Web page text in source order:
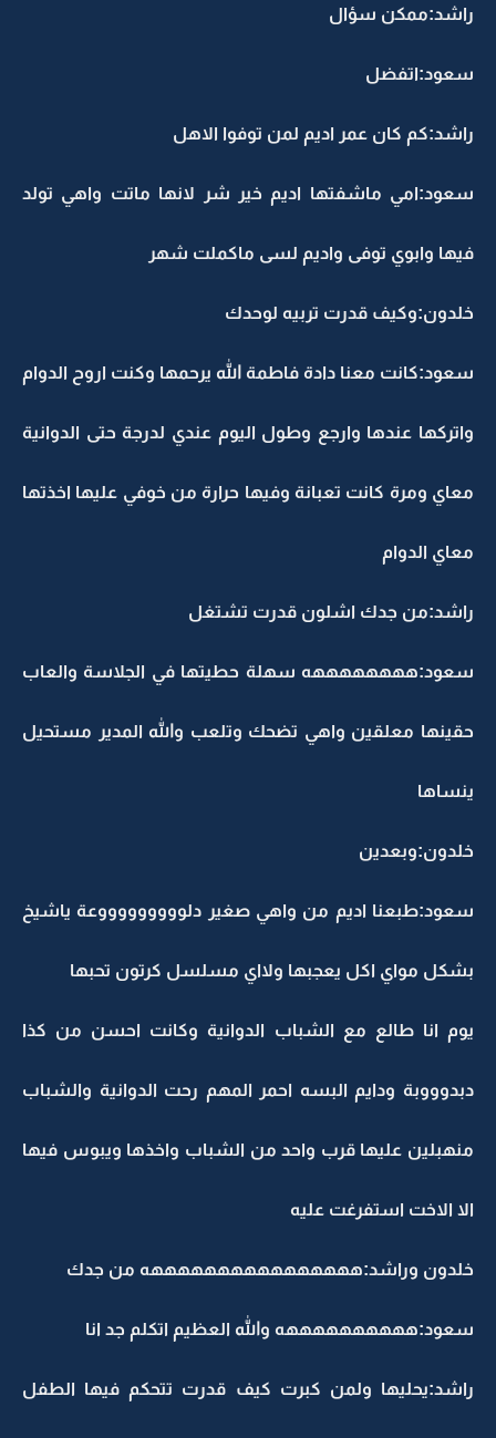
راشد:ممكن سؤال
سعود:اتفضل
راشد:كم كان عمر اديم لمن توفوا الاهل
سعود:امي ماشفتها اديم خير شر لانها ماتت واهي تولد
فيها وابوي توفى واديم لسى ماكملت شهر
خلدون:وكيف قدرت تربيه لوحدك
سعود:كانت معنا دادة فاطمة الله يرحمها وكنت اروح الدوام
واتركها عندها وارجع وطول اليوم عندي لدرجة حتى الدوانية
معاي ومرة كانت تعبانة وفيها حرارة من خوفي عليها اخذتها
معاي الدوام
راشد:من جدك اشلون قدرت تشتغل
سعود:ههههههههه سهلة حطيتها في الجلاسة والعاب
حقينها معلقين واهي تضحك وتلعب والله المدير مستحيل
ينساها
خلدون:وبعدين
سعود:طبعنا اديم من واهي صغير دلوووووووووعة ياشيخ
بشكل مواي اكل يعجبها ولااي مسلسل كرتون تحبها
يوم انا طالع مع الشباب الدوانية وكانت احسن من كذا
دبدوووبة ودايم البسه احمر المهم رحت الدوانية والشباب
منهبلين عليها قرب واحد من الشباب واخذها ويبوس فيها
الا الاخت استفرغت عليه
خلدون وراشد:ههههههههههههههههه من جدك
سعود:ههههههههههه والله العظيم اتكلم جد انا
راشد:يحليها ولمن كبرت كيف قدرت تتحكم فيها الطفل